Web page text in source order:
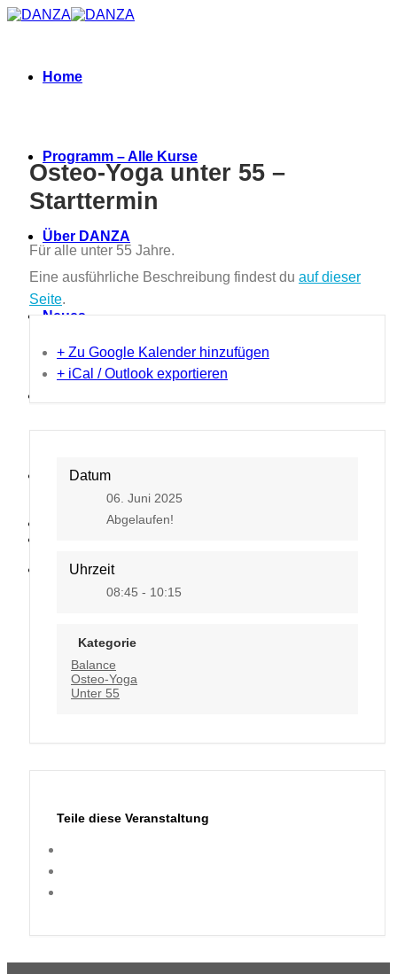
Zum
Home
Programm – Alle Kurse
Über DANZA
Neues
Kontakt
Osteo-Yoga unter 55 –
Starttermin
Für alle unter 55 Jahre.
Eine ausführliche Beschreibung findest du auf dieser
Seite.
+ Zu Google Kalender hinzufügen
+ iCal / Outlook exportieren
Datum
06. Juni 2025
Abgelaufen!
Uhrzeit
08:45 - 10:15
Kategorie
Balance
Osteo-Yoga
Unter 55
Teile diese Veranstaltung